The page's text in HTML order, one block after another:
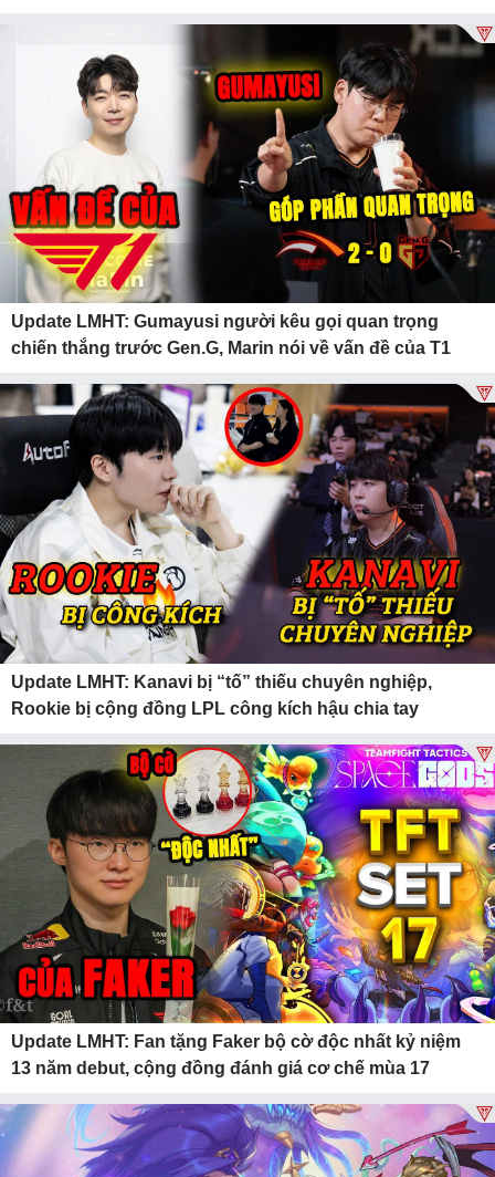
Update LMHT: Gumayusi người kêu gọi quan trọng
chiến thắng trước Gen.G, Marin nói về vấn đề của T1
Update LMHT: Kanavi bị “tố” thiếu chuyên nghiệp,
Rookie bị cộng đồng LPL công kích hậu chia tay
Update LMHT: Fan tặng Faker bộ cờ độc nhất kỷ niệm
13 năm debut, cộng đồng đánh giá cơ chế mùa 17